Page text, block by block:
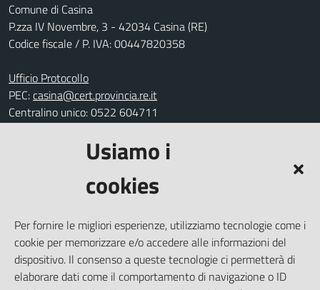
Usiamo i
cookies
Per fornire le migliori esperienze, utilizziamo tecnologie come i
cookie per memorizzare e/o accedere alle informazioni del
dispositivo. Il consenso a queste tecnologie ci permetterà di
elaborare dati come il comportamento di navigazione o ID
Comune di Casina
P.zza IV Novembre, 3 - 42034 Casina (RE)
Codice fiscale / P. IVA: 00447820358
Ufficio Protocollo
PEC:casina@cert.provincia.re.it
Centralino unico: 0522 604711
Segnalazione disservizio
Amministrazione trasparente
Informativa privacy
Note legali